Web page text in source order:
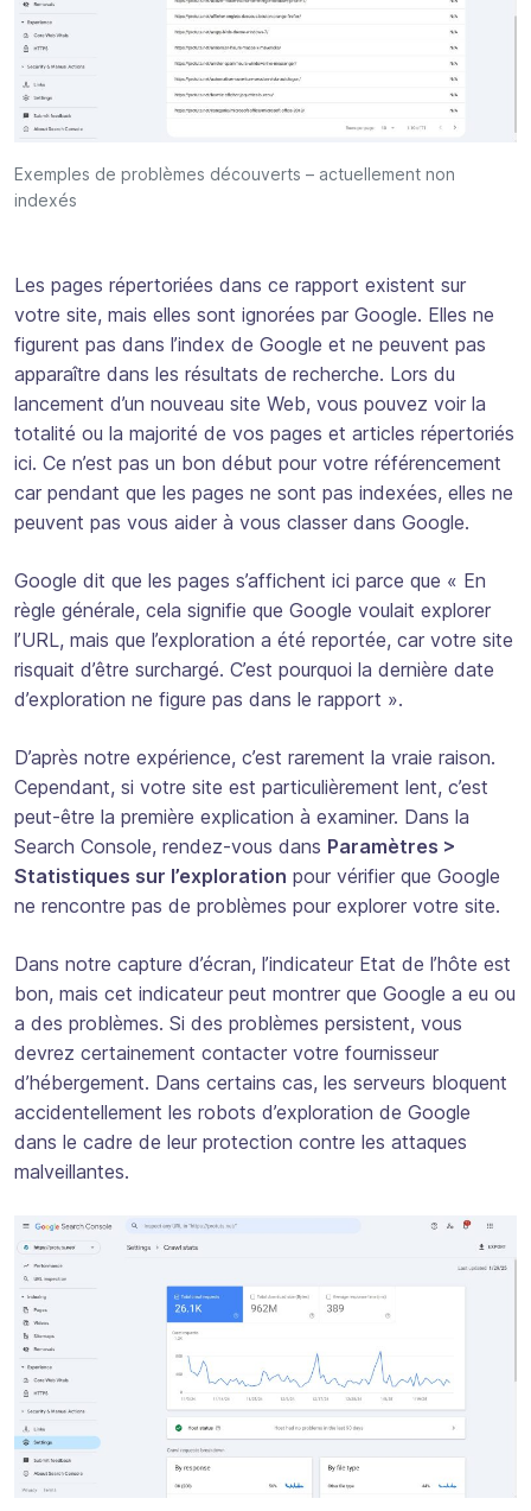
Exemples de problèmes découverts – actuellement non
indexés
Les pages répertoriées dans ce rapport existent sur
votre site, mais elles sont ignorées par Google. Elles ne
figurent pas dans l’index de Google et ne peuvent pas
apparaître dans les résultats de recherche. Lors du
lancement d’un nouveau site Web, vous pouvez voir la
totalité ou la majorité de vos pages et articles répertoriés
ici. Ce n’est pas un bon début pour votre référencement
car pendant que les pages ne sont pas indexées, elles ne
peuvent pas vous aider à vous classer dans Google.
Google dit que les pages s’affichent ici parce que « En
règle générale, cela signifie que Google voulait explorer
l’URL, mais que l’exploration a été reportée, car votre site
risquait d’être surchargé. C’est pourquoi la dernière date
d’exploration ne figure pas dans le rapport ».
D’après notre expérience, c’est rarement la vraie raison.
Cependant, si votre site est particulièrement lent, c’est
peut-être la première explication à examiner. Dans la
Search Console, rendez-vous dans Paramètres >
Statistiques sur l’exploration pour vérifier que Google
ne rencontre pas de problèmes pour explorer votre site.
Dans notre capture d’écran, l’indicateur Etat de l’hôte est
bon, mais cet indicateur peut montrer que Google a eu ou
a des problèmes. Si des problèmes persistent, vous
devrez certainement contacter votre fournisseur
d’hébergement. Dans certains cas, les serveurs bloquent
accidentellement les robots d’exploration de Google
dans le cadre de leur protection contre les attaques
malveillantes.